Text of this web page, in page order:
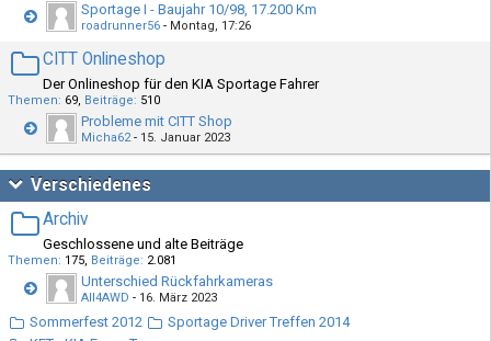
Sportage I - Baujahr 10/98, 17.200 Km
roadrunner56 - Montag, 17:26
CITT Onlineshop
Der Onlineshop für den KIA Sportage Fahrer
Themen 69 Beiträge 510
Probleme mit CITT Shop
Micha62- 15. Januar 2023
Verschiedenes
Archiv
Geschlossene und alte Beiträge
Themen 175 Beiträge 2.081
Unterschied Rückfahrkameras
All4AWD - 16. März 2023
Sommerfest 2012
Sportage Driver Treffen 2014